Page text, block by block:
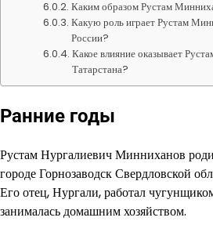
Каким образом Рустам
Какую роль играет Рустам
России?
Какое влияние оказывает
Татарстана?
Ранние годы
Рустам Нургалиевич Минниханов
городе Горнозаводск Свердловской
Его отец, Нургали, работал
занималась домашним хозяйством.